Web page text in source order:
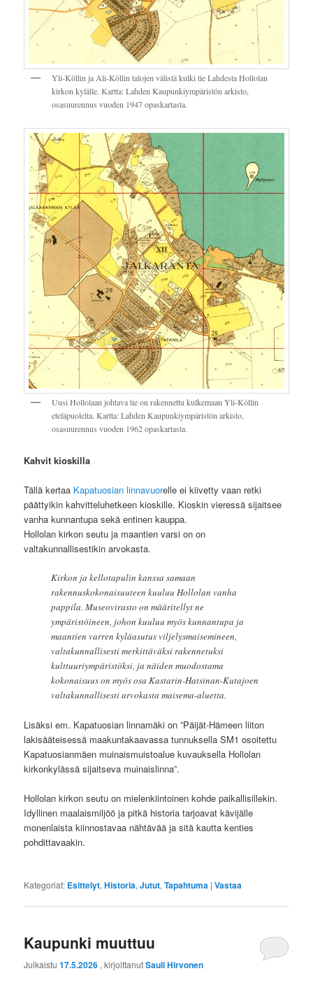
Yli-Köllin ja Ali-Köllin talojen välistä kulki tie Lahdesta Hollolan
kirkon kylälle. Kartta: Lahden Kaupunkiympäristön arkisto,
osasuurennus vuoden 1947 opaskartasta.
Uusi Hollolaan johtava tie on rakennettu kulkemaan Yli-Köllin
eteläpuolelta. Kartta: Lahden Kaupunkiympäristön arkisto,
osasuurennus vuoden 1962 opaskartasta.
Kahvit kioskilla
Tällä kertaa Kapatuosian linnavuorelle ei kiivetty vaan retki
päättyikin kahvitteluhetkeen kioskille. Kioskin vieressä sijaitsee
vanha kunnantupa sekä entinen kauppa.
Hollolan kirkon seutu ja maantien varsi on on
valtakunnallisestikin arvokasta.
Kirkon ja kellotapulin kanssa samaan
rakennuskokonaisuuteen kuuluu Hollolan vanha
pappila. Museovirasto on määritellyt ne
ympäristöineen, johon kuuluu myös kunnantupa ja
maantien varren kyläasutus viljelysmaisemineen,
valtakunnallisesti merkittäväksi rakennetuksi
kulttuuriympäristöksi, ja näiden muodostama
kokonaisuus on myös osa Kastarin-Hatsinan-Kutajoen
valtakunnallisesti arvokasta maisema-aluetta.
Lisäksi em. Kapatuosian linnamäki on ”Päijät-Hämeen liiton
lakisääteisessä maakuntakaavassa tunnuksella SM1 osoitettu
Kapatuosianmäen muinaismuistoalue kuvauksella Hollolan
kirkonkylässä sijaitseva muinaislinna”.
Hollolan kirkon seutu on mielenkiintoinen kohde paikallisillekin.
Idyllinen maalaismiljöö ja pitkä historia tarjoavat kävijälle
monenlaista kiinnostavaa nähtävää ja sitä kautta kenties
pohdittavaakin.
Kategoriat: Esittelyt,Historia,Jutut,Tapahtuma |Vastaa
Kaupunki muuttuu
Julkaistu17.5.2026 , kirjoittanutSauli Hirvonen